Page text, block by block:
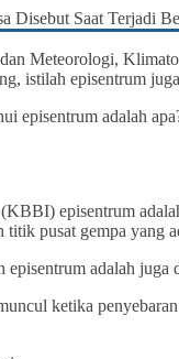
Meteorologi,
istilah episentrum
episentrum adalah
episentrum
pusat gempa yang
adalah
ketika